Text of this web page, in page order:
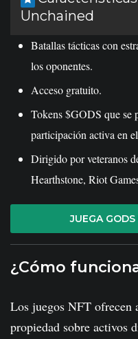
Unchained
Batallas tácticas con
los oponentes.
Acceso gratuito.
Tokens $GODS que se
participación activa en
Dirigido por veteranos
Hearthstone, Riot
JUEGA
¿Cómo
Los juegos NFT ofrecen
propiedad sobre activos